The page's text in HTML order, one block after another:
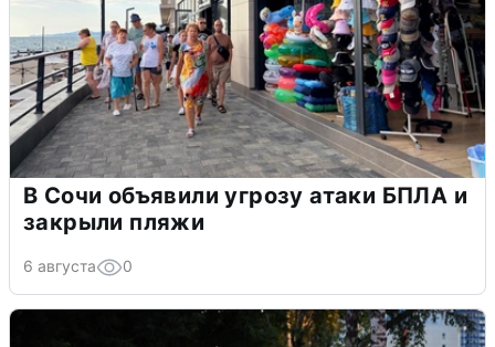
В Сочи объявили угрозу атаки БПЛА и
закрыли пляжи
6 августа 0